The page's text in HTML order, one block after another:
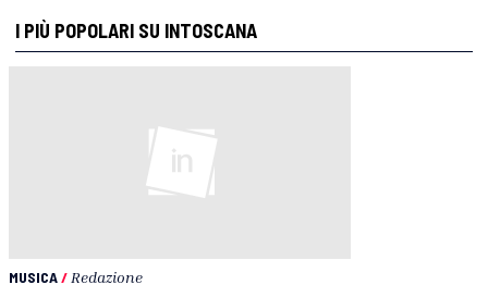
I PIÙ POPOLARI SU INTOSCANA
MUSICA/ Redazione